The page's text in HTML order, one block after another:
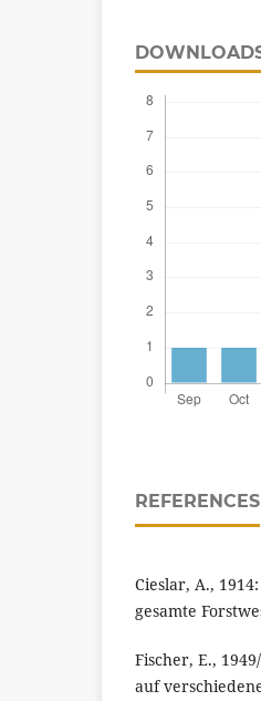
REFERENCES
Cieslar, A.,
gesamte
Fischer, E.,
auf